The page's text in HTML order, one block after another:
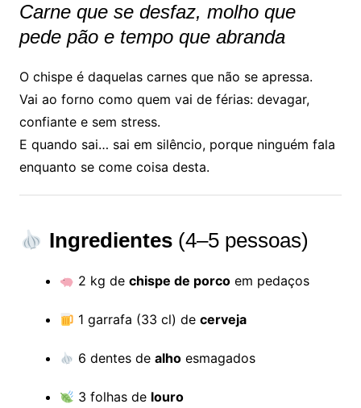
Carne que se desfaz, molho que
pede pão e tempo que abranda
O chispe é daquelas carnes que não se apressa.
Vai ao forno como quem vai de férias: devagar,
confiante e sem stress.
E quando sai… sai em silêncio, porque ninguém fala
enquanto se come coisa desta.
Ingredientes(4–5 pessoas)
2 kg dechispe de porco em pedaços
1 garrafa (33 cl) decerveja
6 dentes dealho esmagados
3 folhas de louro